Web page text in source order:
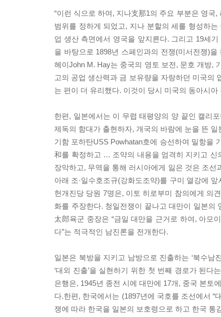
“이런 식으로 하여, 지나支那1의 주요 부분은 영
범위를 정하게 되었고, 지나 분할의 세를 형성하는
업 생산 측면에서 영국을 앞지른다. 그리고 19세
을 바탕으로 1898년 스페인과의 전쟁(미서전쟁)
헤이John M. Hay는 중국의 영토 보전, 문호 개방,
고의 공업 생산력과 금 보유량을 자랑하던 미국의
는 편이 더 유리했다. 이것이 당시 미국의 동아시아
한편, 일본에서는 이 무렵 태평양의 양 끝인 캘리
제독의 함대가 출현하자, 개국의 바람에 눈을 뜬
기함 포하탄USS Powhatan호에 승선하여 밀항을
和를 확정하고 … 조약의 내용을 엄격히 지키고 신
장악하고, 무역을 통해 러시아에게 잃은 것은 조
아래 조·일수호조규(강화도조약)를 구미 열강에
헌개진당 당원 7명은, 이토 히로부미 참의에게 의
화를 주장한다. 청일전쟁이 끝나고 대만이 일본의
太郎육군 중장은 “금일 대만을 근거로 하여, 아모
다”는 적극적인 남진론을 전개한다.
일본은 북방을 지키고 남방으로 진출하는 ‘북수
‘대외 진출’을 실현하기 위한 첫 번째 경로가 된다
은행은, 1945년 종전 시에 대만에 17개, 중국 본토
다.한편, 한국에서는 (1897년에 국호를 조선에서
쟁에 따라 한국을 일본의 보호령으로 하고 한국